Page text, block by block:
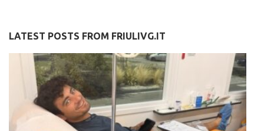
LATEST POSTS FROM FRIULIVG.IT